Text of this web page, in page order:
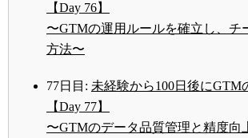
【Day 76】
〜GTMの運用ルールを確立し、チ
方法〜
77日目: 未経験から100日後にGTM
【Day 77】
〜GTMのデータ品質管理と精度向